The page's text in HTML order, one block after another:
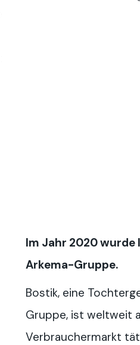
Im Jahr 2020 wurde
Arkema-Gruppe.
Bostik, eine
Gruppe, ist weltweit
Verbrauchermarkt